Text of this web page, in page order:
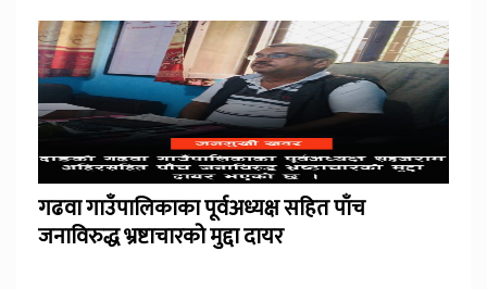
गढवा गाउँपालिकाका पूर्वअध्यक्ष सहित पाँच
जनाविरुद्ध भ्रष्टाचारको मुद्दा दायर